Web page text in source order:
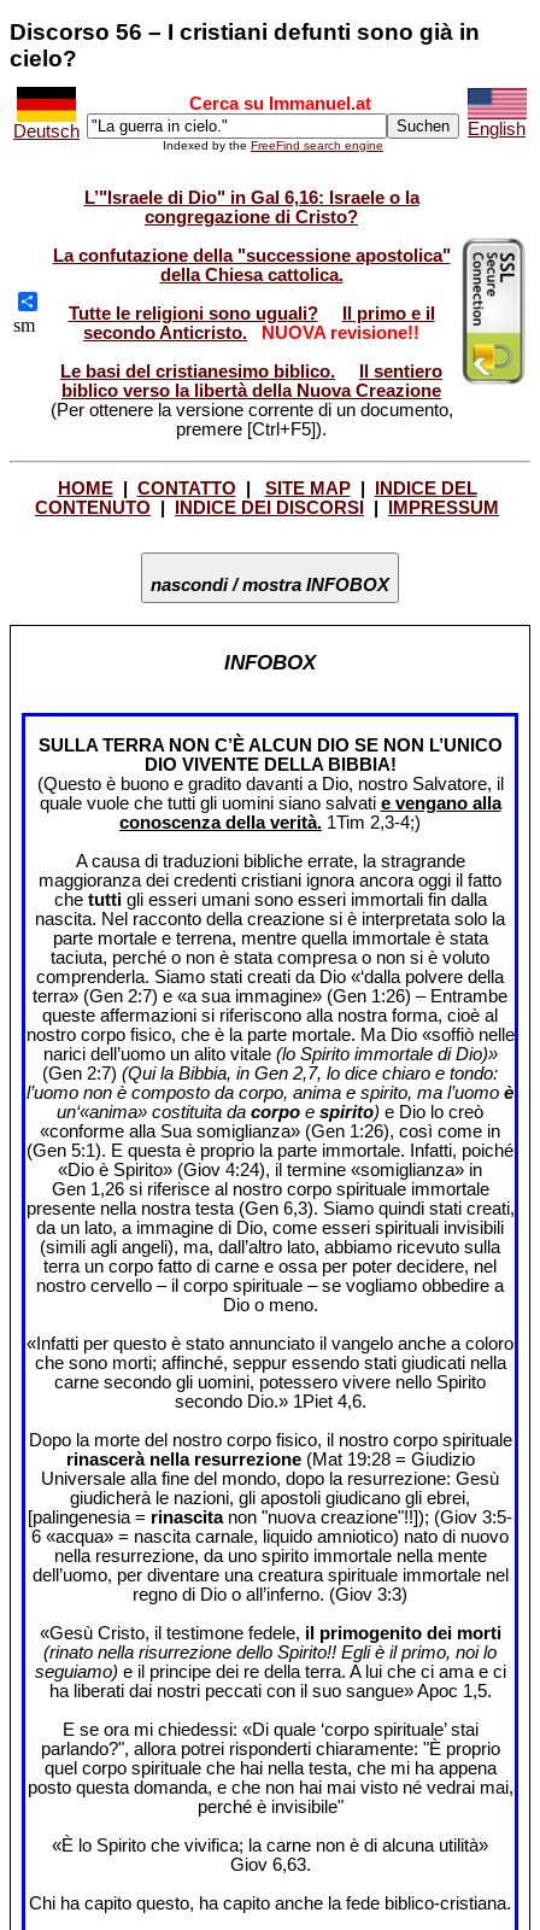
Discorso 56 – I cristiani defunti sono già in
cielo?
Deutsch
Cerca su Immanuel.at
Indexed by the FreeFind search engine
English
Share
sm
L’"Israele di Dio" in Gal 6,16: Israele o la
congregazione di Cristo?
La confutazione della "successione apostolica"
della Chiesa cattolica.
Tutte le religioni sono uguali?
Il primo e il
secondo Anticristo.
NUOVA revisione!!
Le basi del cristianesimo biblico.
Il sentiero
biblico verso la libertà della Nuova Creazione
(Per ottenere la versione corrente di un documento,
premere [Ctrl+F5]).
HOME| CONTATTO SITE MAP|
INDICE DEL
CONTENUTO
INDICE DEI DISCORSI IMPRESSUM
nascondi / mostra INFOBOX
INFOBOX
SULLA TERRA NON C’È ALCUN DIO SE NON L’UNICO
DIO VIVENTE DELLA BIBBIA!
(Questo è buono e gradito davanti a Dio, nostro Salvatore, il
quale vuole che tutti gli uomini siano salvati e vengano alla
conoscenza della verità. 1Tim 2,3-4;)
A causa di traduzioni bibliche errate, la stragrande
maggioranza dei credenti cristiani ignora ancora oggi il fatto
che tuttigli esseri umani sono esseri immortali fin dalla
nascita. Nel racconto della creazione si è interpretata solo la
parte mortale e terrena, mentre quella immortale è stata
taciuta, perché o non è stata compresa o non si è voluto
comprenderla. Siamo stati creati da Dio «‘dalla polvere della
terra» (Gen 2:7) e «a sua immagine» (Gen 1:26) – Entrambe
queste affermazioni si riferiscono alla nostra forma, cioè al
nostro corpo fisico, che è la parte mortale. Ma Dio «soffiò nelle
narici dell’uomo un alito vitale (lo Spirito immortale di Dio)»
(Gen 2:7) (Qui la Bibbia, in Gen 2,7, lo dice chiaro e tondo:
l’uomo non è composto da corpo, anima e spirito, ma l’uomo è
un‘«anima» costituita da corpo e spirito) e Dio lo creò
«conforme alla Sua somiglianza» (Gen 1:26), così come in
(Gen 5:1). E questa è proprio la parte immortale. Infatti, poiché
«Dio è Spirito» (Giov 4:24), il termine «somiglianza» in
Gen 1,26 si riferisce al nostro corpo spirituale immortale
presente nella nostra testa (Gen 6,3). Siamo quindi stati creati,
da un lato, a immagine di Dio, come esseri spirituali invisibili
(simili agli angeli), ma, dall’altro lato, abbiamo ricevuto sulla
terra un corpo fatto di carne e ossa per poter decidere, nel
nostro cervello – il corpo spirituale – se vogliamo obbedire a
Dio o meno.
«Infatti per questo è stato annunciato il vangelo anche a coloro
che sono morti; affinché, seppur essendo stati giudicati nella
carne secondo gli uomini, potessero vivere nello Spirito
secondo Dio.» 1Piet 4,6.
Dopo la morte del nostro corpo fisico, il nostro corpo spirituale
rinascerà nella resurrezione(Mat 19:28 = Giudizio
Universale alla fine del mondo, dopo la resurrezione: Gesù
giudicherà le nazioni, gli apostoli giudicano gli ebrei,
[palingenesia = rinascitanon "nuova creazione"!!]); (Giov 3:5-
6 «acqua» = nascita carnale, liquido amniotico) nato di nuovo
nella resurrezione, da uno spirito immortale nella mente
dell’uomo, per diventare una creatura spirituale immortale nel
regno di Dio o all’inferno. (Giov 3:3)
«Gesù Cristo, il testimone fedele, il primogenito dei morti
(rinato nella risurrezione dello Spirito!! Egli è il primo, noi lo
seguiamo) e il principe dei re della terra. A lui che ci ama e ci
ha liberati dai nostri peccati con il suo sangue» Apoc 1,5.
E se ora mi chiedessi: «Di quale ‘corpo spirituale’ stai
parlando?", allora potrei risponderti chiaramente: "È proprio
quel corpo spirituale che hai nella testa, che mi ha appena
posto questa domanda, e che non hai mai visto né vedrai mai,
perché è invisibile"
«È lo Spirito che vivifica; la carne non è di alcuna utilità»
Giov 6,63.
Chi ha capito questo, ha capito anche la fede biblico-cristiana.